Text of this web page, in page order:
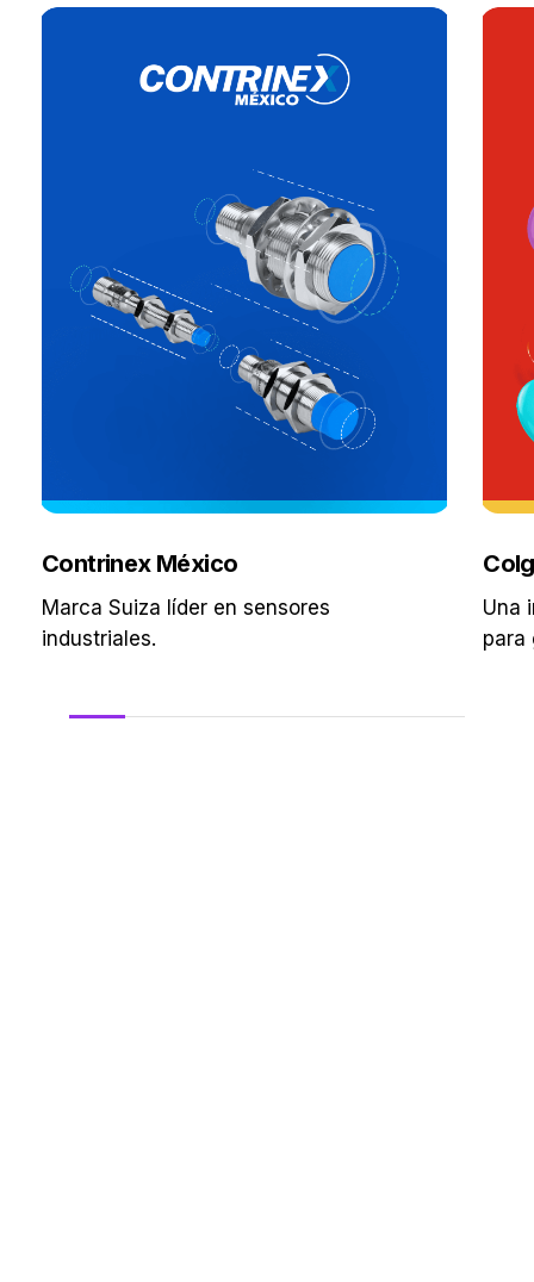
Contrinex México
Marca Suiza líder en sensores
industriales.
Daily
Una
para